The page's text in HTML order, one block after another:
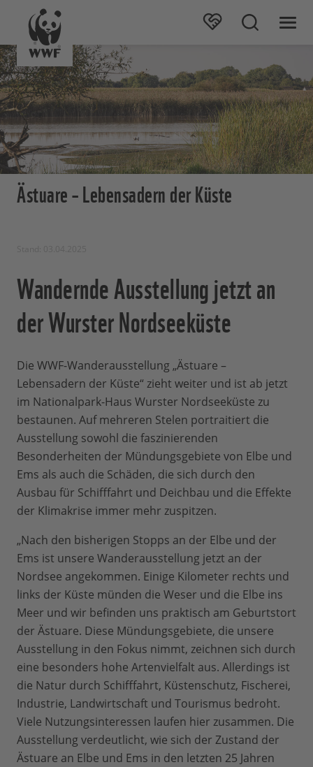
Ästuare – Lebensadern der Küste
Wandernde Ausstellung jetzt an
der Wurster Nordseeküste
Die WWF-Wanderausstellung „Ästuare –
Lebensadern der Küste“ zieht weiter und ist ab jetzt
im Nationalpark-Haus Wurster Nordseeküste zu
bestaunen. Auf mehreren Stelen portraitiert die
Ausstellung sowohl die faszinierenden
Besonderheiten der Mündungsgebiete von Elbe und
Ems als auch die Schäden, die sich durch den
Ausbau für Schifffahrt und Deichbau und die Effekte
der Klimakrise immer mehr zuspitzen.
„Nach den bisherigen Stopps an der Elbe und der
Ems ist unsere Wanderausstellung jetzt an der
Nordsee angekommen. Einige Kilometer rechts und
links der Küste münden die Weser und die Elbe ins
Meer und wir befinden uns praktisch am Geburtstort
der Ästuare. Diese Mündungsgebiete, die unsere
Ausstellung in den Fokus nimmt, zeichnen sich durch
eine besonders hohe Artenvielfalt aus. Allerdings ist
die Natur durch Schifffahrt, Küstenschutz, Fischerei,
Industrie, Landwirtschaft und Tourismus bedroht.
Viele Nutzungsinteressen laufen hier zusammen. Die
Ausstellung verdeutlicht, wie sich der Zustand der
Ästuare an Elbe und Ems in den letzten 25 Jahren